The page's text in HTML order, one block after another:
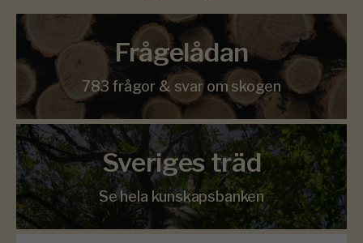
Frågelådan
783 frågor & svar om skogen
Sveriges träd
Se hela kunskapsbanken